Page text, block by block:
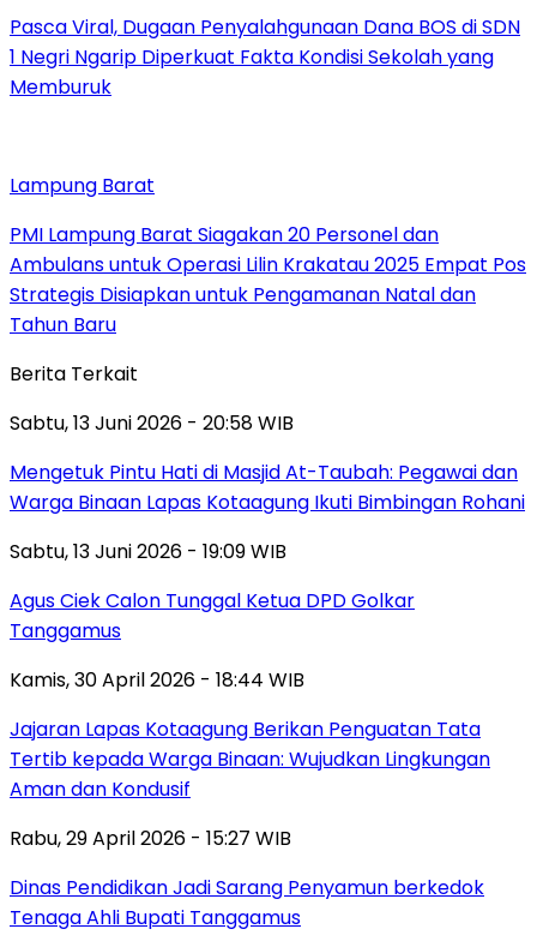
Pasca Viral, Dugaan Penyalahgunaan Dana BOS di SDN
1 Negri Ngarip Diperkuat Fakta Kondisi Sekolah yang
Memburuk
Lampung Barat
PMI Lampung Barat Siagakan 20 Personel dan
Ambulans untuk Operasi Lilin Krakatau 2025 Empat Pos
Strategis Disiapkan untuk Pengamanan Natal dan
Tahun Baru
Berita Terkait
Sabtu, 13 Juni 2026 - 20:58 WIB
Mengetuk Pintu Hati di Masjid At-Taubah: Pegawai dan
Warga Binaan Lapas Kotaagung Ikuti Bimbingan Rohani
Sabtu, 13 Juni 2026 - 19:09 WIB
Agus Ciek Calon Tunggal Ketua DPD Golkar
Tanggamus
Kamis, 30 April 2026 - 18:44 WIB
Jajaran Lapas Kotaagung Berikan Penguatan Tata
Tertib kepada Warga Binaan: Wujudkan Lingkungan
Aman dan Kondusif
Rabu, 29 April 2026 - 15:27 WIB
Dinas Pendidikan Jadi Sarang Penyamun berkedok
Tenaga Ahli Bupati Tanggamus